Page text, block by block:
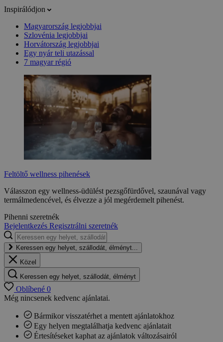
Inspirálódjon
Magyarország legjobbjai
Szlovénia legjobbjai
Horvátország legjobbjai
Egy nyár teli utazással
7 magyar régió
Feltöltő wellness pihenések
Válasszon egy wellness-üdülést pezsgőfürdővel, szaunával vagy
termálmedencével, és élvezze a jól megérdemelt pihenést.
Pihenni szeretnék
Bejelentkezés Regisztrálni szeretnék
Keressen egy helyet, szállodát, élményt...
Közel
Keressen egy helyet, szállodát, élményt
Oblíbené 0
Még nincsenek kedvenc ajánlatai.
Bármikor visszatérhet a mentett ajánlatokhoz
Egy helyen megtalálhatja kedvenc ajánlatait
Értesítéseket kaphat az ajánlatok változásairól